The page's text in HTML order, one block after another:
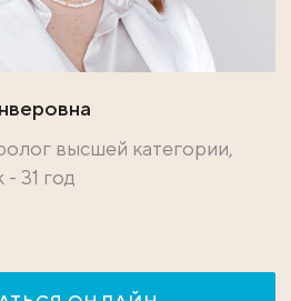
высшей категории,
31 год